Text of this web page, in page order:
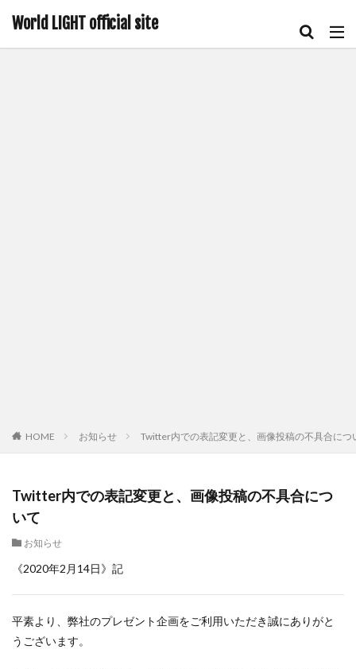
World LIGHT official site
HOME お知らせ Twitter内での表記変更と、画像投稿の不具合につ
Twitter内での表記変更と、画像投稿の不具合につ
いて
お知らせ
《2020年2月14日》記
平素より、弊社のプレゼント企画をご利用いただき誠にありがと
うございます。